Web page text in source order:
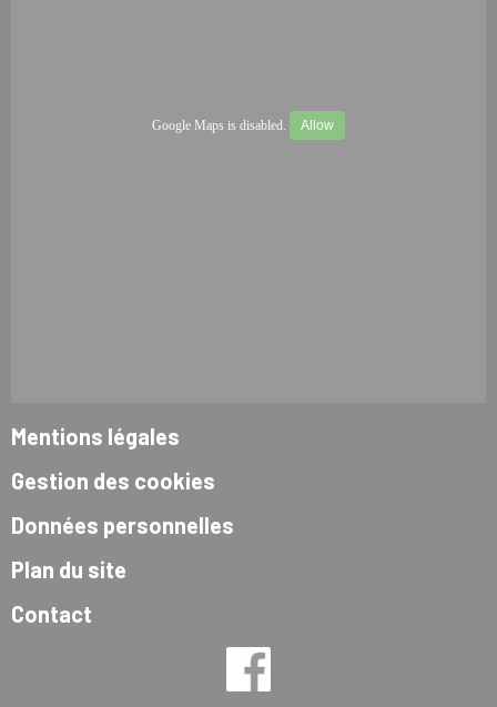
Google Maps is disabled. Allow
Mentions légales
Gestion des cookies
Données personnelles
Plan du site
Contact